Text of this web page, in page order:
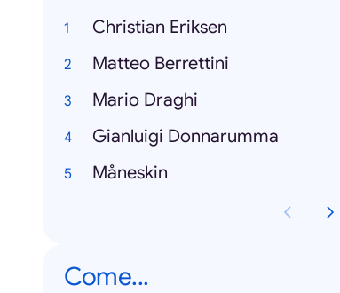
Christian Eriksen
Matteo Berrettini
Mario Draghi
Gianluigi Donnarumma
Måneskin
Come...